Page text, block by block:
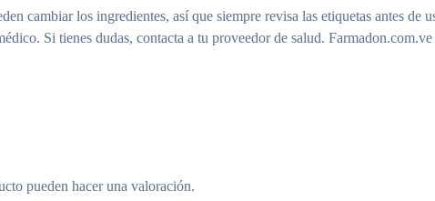
cambiar los ingredientes, así que siempre revisa las etiquetas antes de
Si tienes dudas, contacta a tu proveedor de salud.
pueden hacer una valoración.